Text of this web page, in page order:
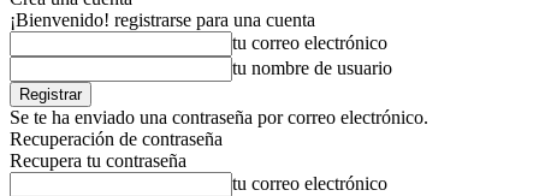
¡Bienvenido! registrarse para una cuenta
tu correo electrónico
tu nombre de usuario
Se te ha enviado una contraseña por correo electrónico.
Recuperación de contraseña
Recupera tu contraseña
tu correo electrónico